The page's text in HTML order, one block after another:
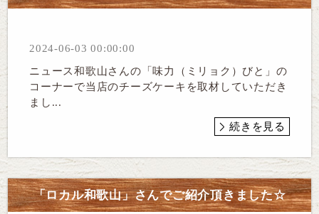
2024-06-03 00:00:00
ニュース和歌山さんの「味力（ミリョク）びと」の
コーナーで当店のチーズケーキを取材していただき
まし...
続きを見る
「ロカル和歌山」さんでご紹介頂きました☆